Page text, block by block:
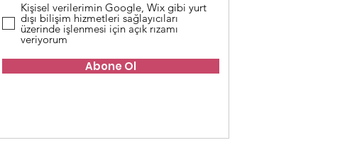
Kişisel verilerimin Google, Wix gibi yurt
dışı bilişim hizmetleri sağlayıcıları
üzerinde işlenmesi için açık rızamı
veriyorum
Abone Ol